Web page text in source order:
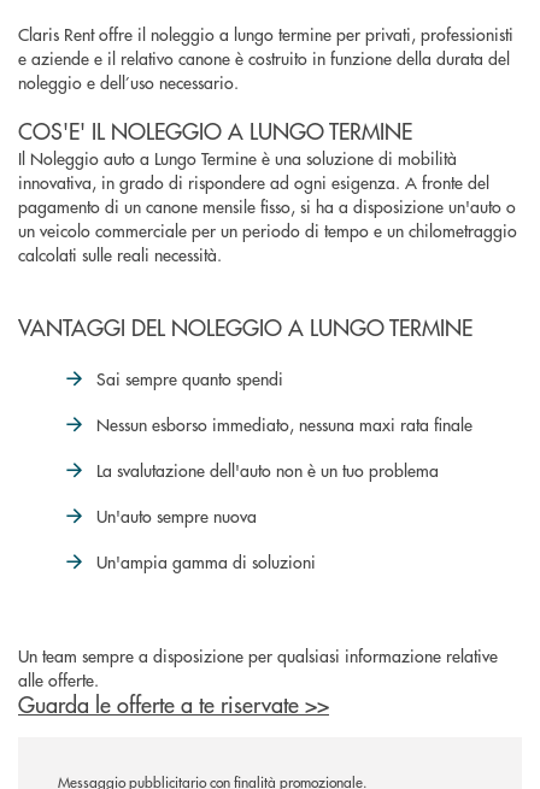
Claris Rent offre il noleggio a lungo termine per privati, professionisti
e aziende e il relativo canone è costruito in funzione della durata del
noleggio e dell’uso necessario.
COS'E' IL NOLEGGIO A LUNGO TERMINE
Il Noleggio auto a Lungo Termine è una soluzione di mobilità
innovativa, in grado di rispondere ad ogni esigenza. A fronte del
pagamento di un canone mensile fisso, si ha a disposizione un'auto o
un veicolo commerciale per un periodo di tempo e un chilometraggio
calcolati sulle reali necessità.
VANTAGGI DEL NOLEGGIO A LUNGO TERMINE
Sai sempre quanto spendi
Nessun esborso immediato, nessuna maxi rata finale
La svalutazione dell'auto non è un tuo problema
Un'auto sempre nuova
Un'ampia gamma di soluzioni
Un team sempre a disposizione per qualsiasi informazione relative
alle offerte.
Guarda le offerte a te riservate >>
Messaggio pubblicitario con finalità promozionale.